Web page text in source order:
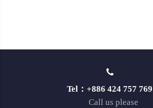
Tel：+886 424 757 769
Call us please